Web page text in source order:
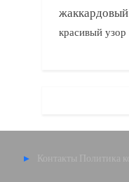
красивый узор
Контакты Политика